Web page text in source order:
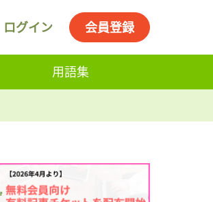
ログイン 会員登録
用語集